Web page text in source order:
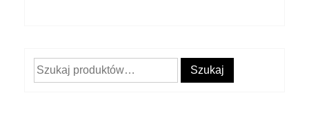
Szukaj: Szukaj